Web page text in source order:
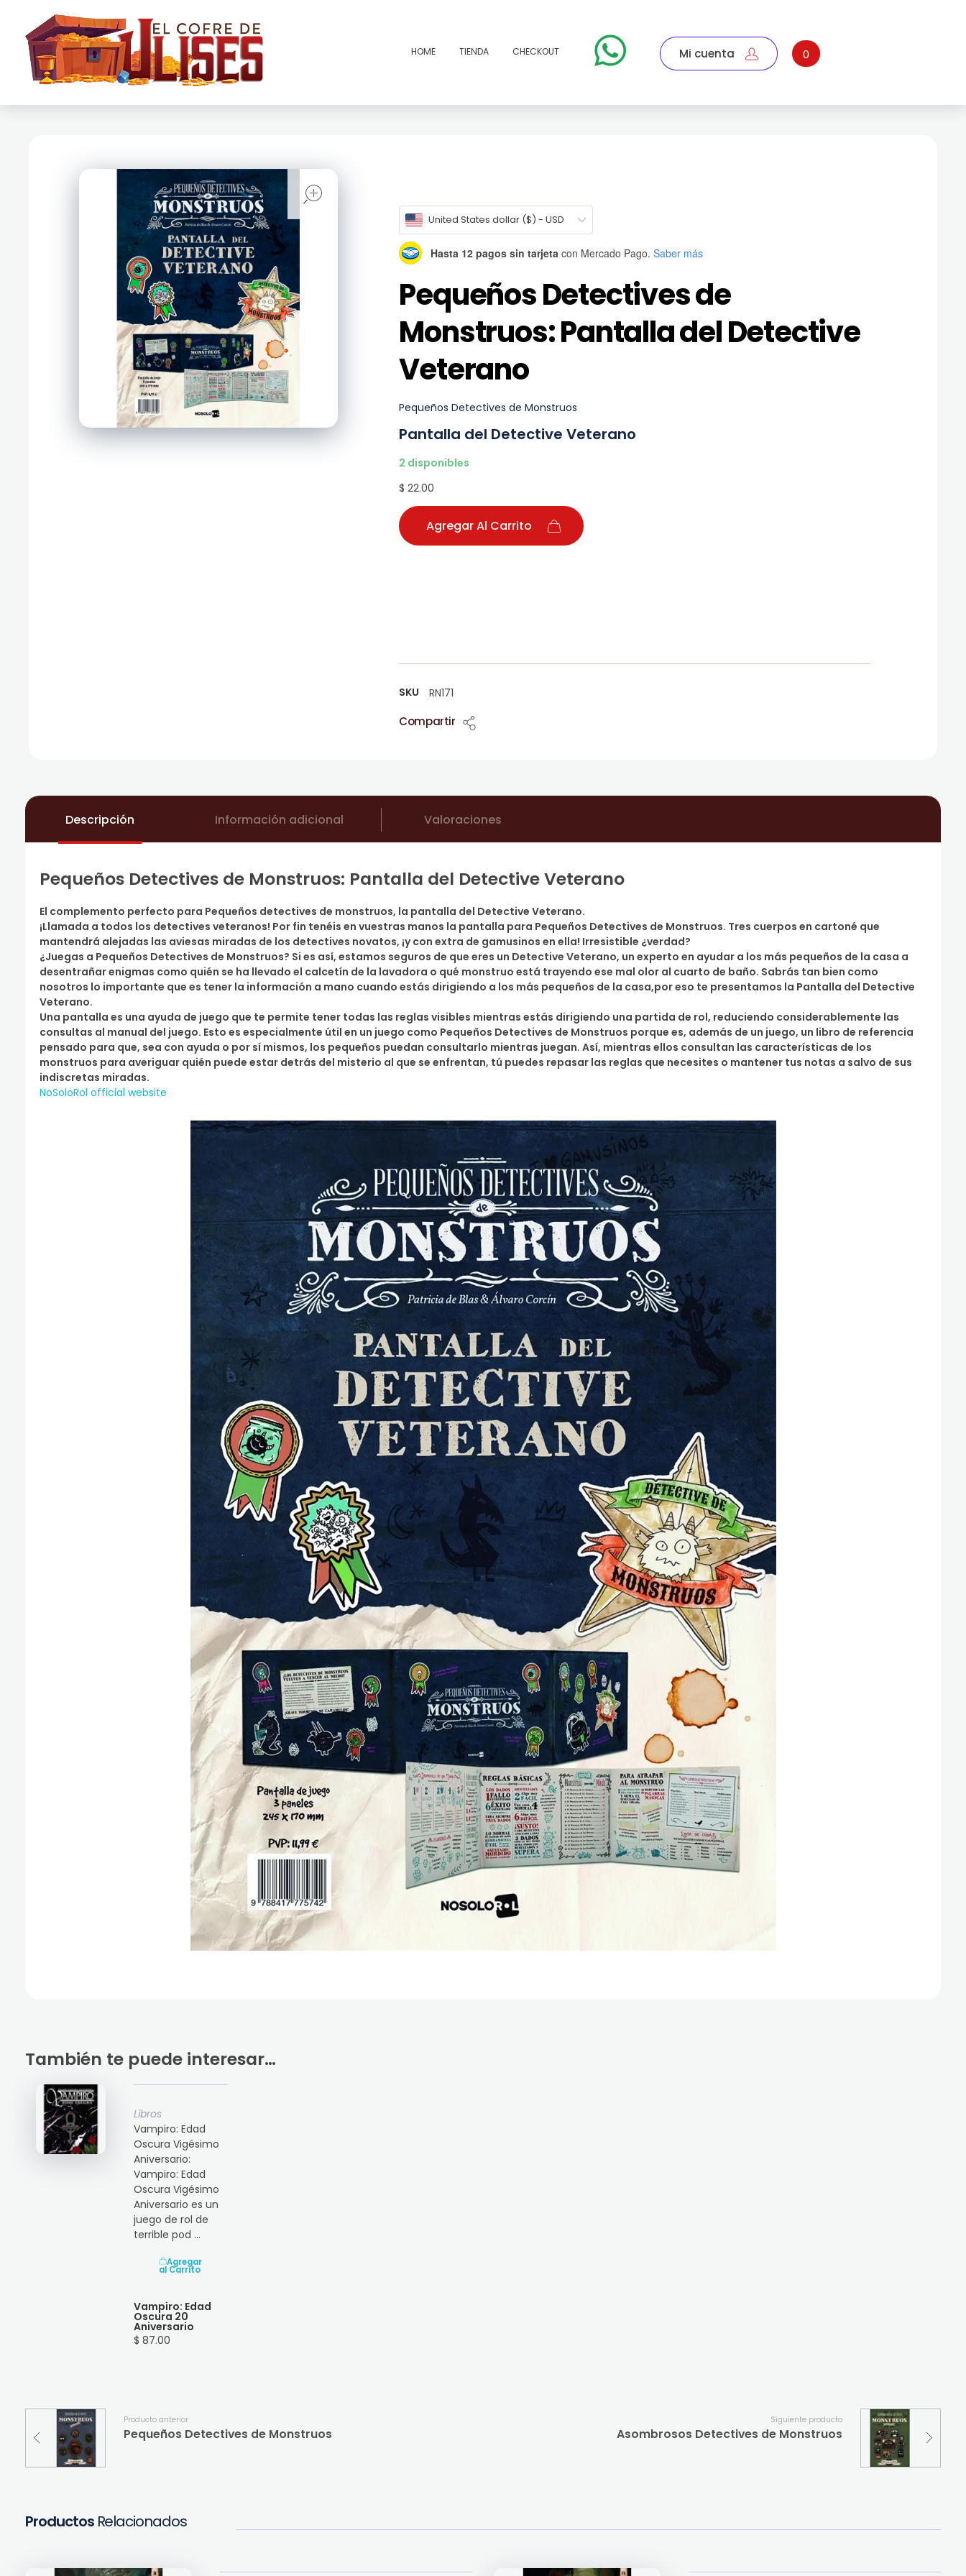
HOME TIENDA CHECKOUT Mi cuenta 0
Pequeños Detectives de
Monstruos: Pantalla del Detective
Veterano
$ 22.00
United States dollar ($) - USD
Pequeños Detectives de Monstruos
Pantalla del Detective Veterano
2 disponibles
Hasta 12 pagos sin tarjeta con Mercado Pago. Saber más
Agregar Al Carrito
Compartir
SKU RN171
Descripción Información adicional Valoraciones
Pequeños Detectives de Monstruos: Pantalla del Detective Veterano
El complemento perfecto para Pequeños detectives de monstruos, la pantalla del Detective Veterano.
¡Llamada a todos los detectives veteranos! Por fin tenéis en vuestras manos la pantalla para Pequeños Detectives de Monstruos. Tres cuerpos en cartoné que
mantendrá alejadas las aviesas miradas de los detectives novatos, ¡y con extra de gamusinos en ella! Irresistible ¿verdad?
¿Juegas a Pequeños Detectives de Monstruos? Si es así, estamos seguros de que eres un Detective Veterano, un experto en ayudar a los más pequeños de la casa a
desentrañar enigmas como quién se ha llevado el calcetín de la lavadora o qué monstruo está trayendo ese mal olor al cuarto de baño. Sabrás tan bien como
nosotros lo importante que es tener la información a mano cuando estás dirigiendo a los más pequeños de la casa,por eso te presentamos la Pantalla del Detective
Veterano.
Una pantalla es una ayuda de juego que te permite tener todas las reglas visibles mientras estás dirigiendo una partida de rol, reduciendo considerablemente las
consultas al manual del juego. Esto es especialmente útil en un juego como Pequeños Detectives de Monstruos porque es, además de un juego, un libro de referencia
pensado para que, sea con ayuda o por sí mismos, los pequeños puedan consultarlo mientras juegan. Así, mientras ellos consultan las características de los
monstruos para averiguar quién puede estar detrás del misterio al que se enfrentan, tú puedes repasar las reglas que necesites o mantener tus notas a salvo de sus
indiscretas miradas.
NoSoloRol official website
También te puede interesar…
Vampiro: Edad
Oscura 20
Aniversario
$ 87.00
Libros
Vampiro: Edad
Oscura Vigésimo
Aniversario:
Vampiro: Edad
Oscura Vigésimo
Aniversario es un
juego de rol de
terrible pod ...
Agregar
al Carrito
Producto anterior
Pequeños Detectives de Monstruos
Siguiente producto
Asombrosos Detectives de Monstruos
ProductosRelacionados